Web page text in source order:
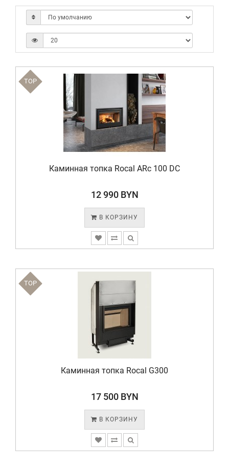
TOP
Каминная топка Rocal ARc 100 DC
12 990 BYN
В КОРЗИНУ
TOP
Каминная топка Rocal G300
17 500 BYN
В КОРЗИНУ